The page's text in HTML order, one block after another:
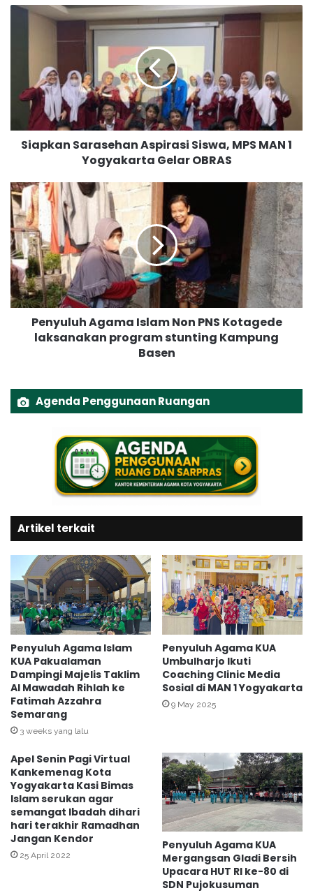
a
e
h
a
n
A
s
p
i
r
w
1
Y
g
y
a
k
a
r
t
a
G
e
l
r
O
B
R
A
S
Siapkan Sarasehan Aspirasi Siswa, MPS MAN 1
Yogyakarta Gelar OBRAS
P
e
n
y
u
l
u
h
A
K
o
a
g
e
d
e
l
a
k
s
a
n
k
a
n
p
r
o
g
Penyuluh Agama Islam Non PNS Kotagede
laksanakan program stunting Kampung
Basen
Agenda Penggunaan Ruangan
Artikel terkait
Penyuluh Agama Islam
KUA Pakualaman
Dampingi Majelis Taklim
Al Mawadah Rihlah ke
Fatimah Azzahra
Semarang
3 weeks yang lalu
Penyuluh Agama KUA
Umbulharjo Ikuti
Coaching Clinic Media
Sosial di MAN 1 Yogyakarta
9 May 2025
Apel Senin Pagi Virtual
Kankemenag Kota
Yogyakarta Kasi Bimas
Islam serukan agar
semangat Ibadah dihari
hari terakhir Ramadhan
Jangan Kendor
25 April 2022
Penyuluh Agama KUA
Mergangsan Gladi Bersih
Upacara HUT RI ke-80 di
SDN Pujokusuman